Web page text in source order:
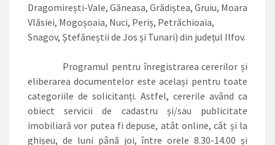
Dragomirești-Vale, Găneasa, Grădiștea, Gruiu, Moara
Vlăsiei, Mogoșoaia, Nuci, Periș, Petrăchioaia,
Snagov, Ștefăneștii de Jos și Tunari) din județul Ilfov.
Programul pentru înregistrarea cererilor și
eliberarea documentelor este același pentru toate
categoriile de solicitanți. Astfel, cererile având ca
obiect servicii de cadastru și/sau publicitate
imobiliară vor putea fi depuse, atât online, cât și la
ghișeu, de luni până joi, între orele 8.30-14.00 și